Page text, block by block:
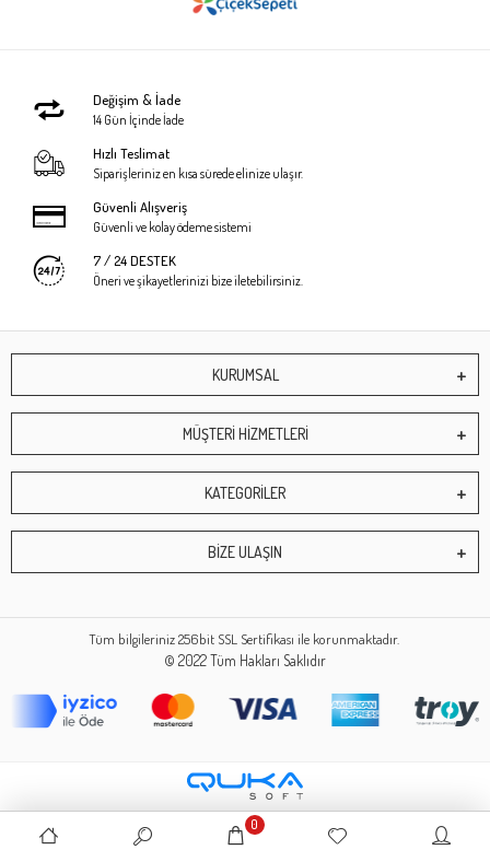
Değişim & İade
14 Gün İçinde İade
Hızlı Teslimat
Siparişleriniz en kısa sürede elinize ulaşır.
Güvenli Alışveriş
Güvenli ve kolay ödeme sistemi
7 / 24 DESTEK
Öneri ve şikayetlerinizi bize iletebilirsiniz.
KURUMSAL
MÜŞTERİ HİZMETLERİ
KATEGORİLER
BİZE ULAŞIN
Tüm bilgileriniz 256bit SSL Sertifikası ile korunmaktadır.
© 2022Tüm Hakları Saklıdır
0